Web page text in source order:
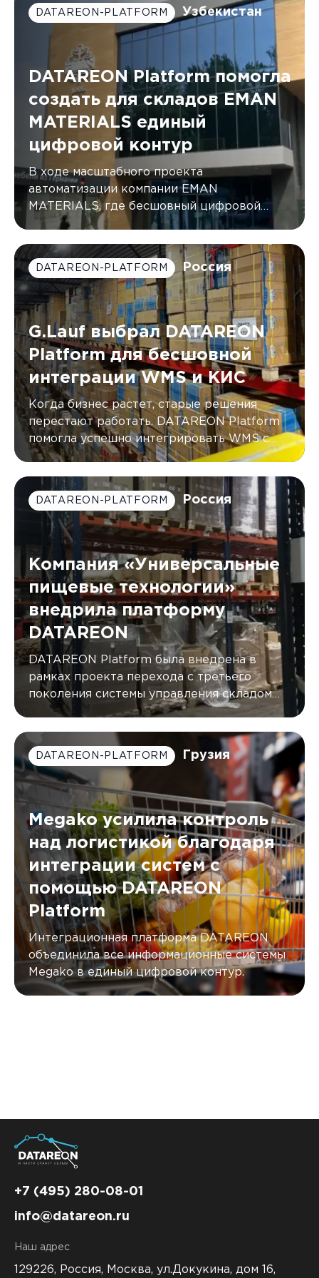
DATAREON-PLATFORM Узбекистан
DATAREON Platform помогла
создать для складов EMAN
MATERIALS единый
цифровой контур
В ходе масштабного проекта
автоматизации компании EMAN
MATERIALS, где бесшовный цифровой
контур был создан с помощью DATAREON
DATAREON-PLATFORM Россия
G.Lauf выбрал DATAREON
Platform для бесшовной
интеграции WMS и КИС
Когда бизнес растет, старые решения
перестают работать. DATAREON Platform
помогла успешно интегрировать WMS с
двумя КИС компании G.Lauf, автоматически
реального времени.
DATAREON-PLATFORM Россия
Компания «Универсальные
пищевые технологии»
внедрила платформу
DATAREON
DATAREON Platform была внедрена в
рамках проекта перехода с третьего
поколения системы управления складом
(WMS) от AXELOT на пятое
DATAREON-PLATFORM Грузия
Megako усилила контроль
над логистикой благодаря
интеграции систем с
помощью DATAREON
Platform
Интеграционная платформа DATAREON
объединила все информационные системы
Megako в единый цифровой контур.
+7 (495) 280-08-01
info@datareon.ru
Наш адрес
129226, Россия, Москва, ул.Докукина, дом 16,